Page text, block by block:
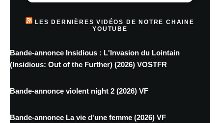
LES DERNIÈRES VIDÉOS DE NOTRE CHAINE
YOUTUBE
Bande-annonce Insidious : L'Invasion du Lointain
(Insidious: Out of the Further) (2026) VOSTFR
Bande-annonce violent night 2 (2026) VF
Bande-annonce La vie d'une femme (2026) VF